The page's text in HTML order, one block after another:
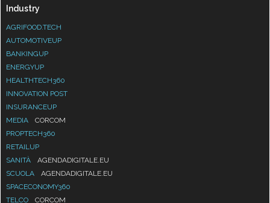
Industry
AGRIFOOD.TECH
AUTOMOTIVEUP
BANKINGUP
ENERGYUP
HEALTHTECH360
INNOVATION POST
INSURANCEUP
MEDIA
CORCOM
PROPTECH360
RETAILUP
SANITÀ
AGENDADIGITALE.EU
SCUOLA
AGENDADIGITALE.EU
SPACECONOMY360
TELCO
CORCOM